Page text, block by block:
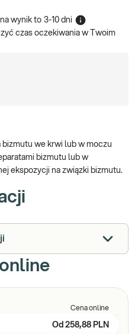
wynik to 3-10 dni
czas oczekiwania w Twoim
we krwi lub w moczu
bizmutu lub w
ekspozycji na związki bizmutu.
Cena online
Od 258,88 PLN